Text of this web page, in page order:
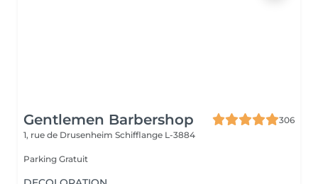
Gentlemen Barbershop
306
1, rue de Drusenheim Schifflange L-3884
Parking Gratuit